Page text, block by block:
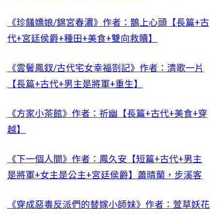
《珍饈嬌娘/錦宮春濃》作者：鵲上心頭【長篇+古
代+宮廷侯爵+種田+美食+雙向救贖】
《雲鬢鳳釵/古代宅女幸福劄記》作者：清歌一片
【長篇+古代+男主是將軍+重生】
《方家小茶館》作者：祈幽【長篇+古代+美食+穿
越】
《下一個人間》作者：鳳久安【短篇+古代+男主
是將軍+女主是公主+宮廷侯爵】蕭晴蘭，步溪客
《穿成惡毒反派們的替嫁小師妹》作者：萱草妖花